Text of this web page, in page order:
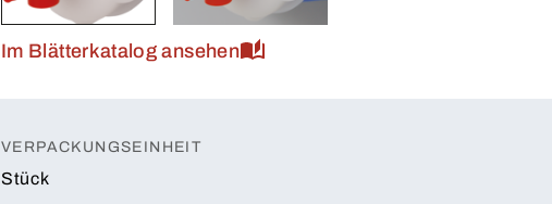
Im Blätterkatalog ansehen
VERPACKUNGSEINHEIT
Stück